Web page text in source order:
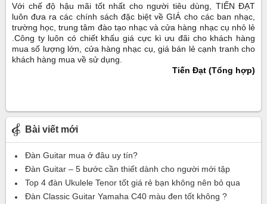
Với chế độ hậu mãi tốt nhất cho người tiêu dùng, TIẾN ĐẠT
luôn đưa ra các chính sách đặc biệt về GIÁ cho các ban nhạc,
trường học, trung tâm đào tạo nhạc và cửa hàng nhạc cụ nhỏ lẻ
.Công ty luôn có chiết khấu giá cực kì ưu đãi cho khách hàng
mua số lượng lớn, cửa hàng nhạc cụ, giá bán lẻ cạnh tranh cho
khách hàng mua về sử dụng.
Tiến Đạt (Tổng hợp)
Bài viết mới
Đàn Guitar mua ở đâu uy tín?
Đàn Guitar – 5 bước cần thiết dành cho người mới tập
Top 4 đàn Ukulele Tenor tốt giá rẻ bạn không nên bỏ qua
Đàn Classic Guitar Yamaha C40 màu đen tốt không ?